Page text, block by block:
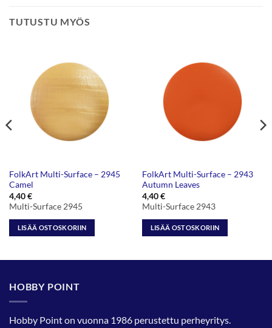
TUTUSTU MYÖS
FolkArt Multi-Surface – 2945
Camel
4,40€
Multi-Surface 2945
LISÄÄ OSTOSKORIIN
FolkArt Multi-Surface – 2943
Autumn Leaves
4,40€
Multi-Surface 2943
LISÄÄ OSTOSKORIIN
HOBBY POINT
Hobby Point on vuonna 1986 perustettu perheyritys.